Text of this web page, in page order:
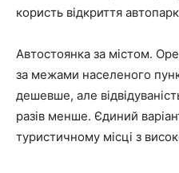
користь відкриття
Автостоянка за містом.
за межами населеного
дешевше, але
разів менше. Єдиний
туристичному місці з